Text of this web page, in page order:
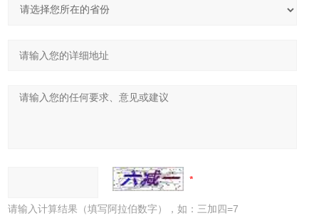
请输入计算结果（填写阿拉伯数字），如：三加四=7